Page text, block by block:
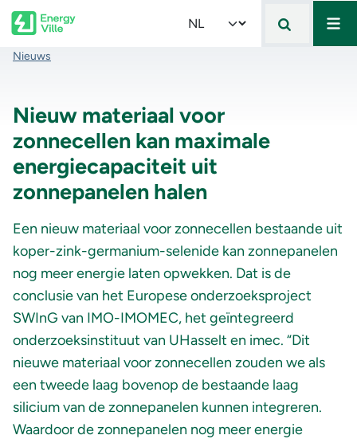
Skip to main content
Select your language
Kruimelpad
Nieuws
Nieuw materiaal voor
zonnecellen kan maximale
energiecapaciteit uit
zonnepanelen halen
Een nieuw materiaal voor zonnecellen bestaande uit
koper-zink-germanium-selenide kan zonnepanelen
nog meer energie laten opwekken. Dat is de
conclusie van het Europese onderzoeksproject
SWInG van IMO-IMOMEC, het geïntegreerd
onderzoeksinstituut van UHasselt en imec. “Dit
nieuwe materiaal voor zonnecellen zouden we als
een tweede laag bovenop de bestaande laag
silicium van de zonnepanelen kunnen integreren.
Waardoor de zonnepanelen nog meer energie